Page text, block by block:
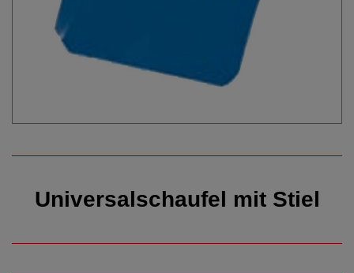
Universalschaufel mit Stiel